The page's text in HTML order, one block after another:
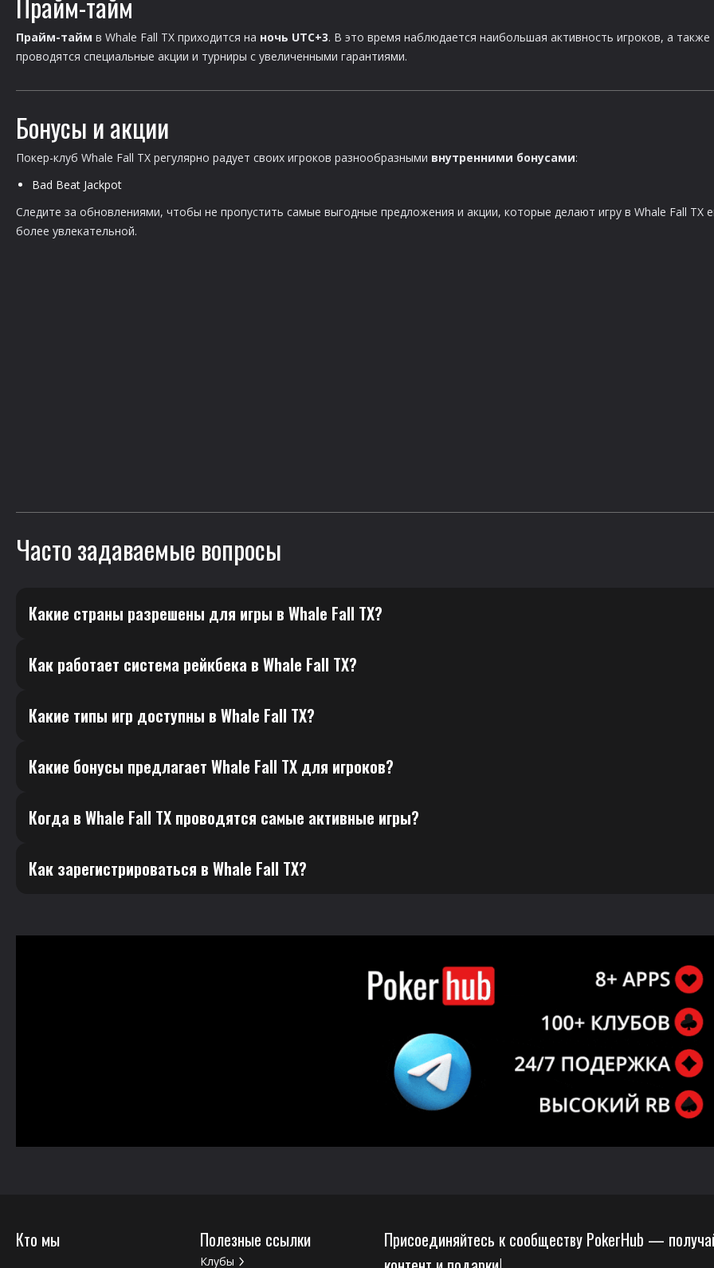
Прайм-тайм в Whale Fall TX приходится на ночь UTC+3. В это время наблюдается наибольшая активность игроков, а также
проводятся специальные акции и турниры с увеличенными гарантиями.
Бонусы и акции
Покер-клуб Whale Fall TX регулярно радует своих игроков разнообразными внутренними бонусами:
Bad Beat Jackpot
Следите за обновлениями, чтобы не пропустить самые выгодные предложения и акции, которые делают игру в Whale Fall TX
более увлекательной.
Часто задаваемые вопросы
Какие страны разрешены для игры в Whale Fall TX?
Как работает система рейкбека в Whale Fall TX?
Какие типы игр доступны в Whale Fall TX?
Какие бонусы предлагает Whale Fall TX для игроков?
Когда в Whale Fall TX проводятся самые активные игры?
Как зарегистрироваться в Whale Fall TX?
Кто мы Полезные ссылки
Клубы
Присоединяйтесь к сообществу PokerHub —